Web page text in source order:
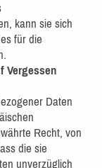
kann sie sich
für die
Daten
Recht, von
die sie
unverzüglich